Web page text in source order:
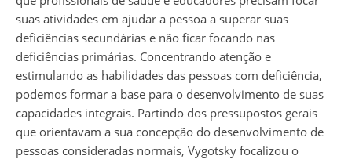
suas atividades em ajudar a pessoa a superar suas
deficiências secundárias e não ficar focando nas
deficiências primárias. Concentrando atenção e
estimulando as habilidades das pessoas com deficiência,
podemos formar a base para o desenvolvimento de suas
capacidades integrais. Partindo dos pressupostos gerais
que orientavam a sua concepção do desenvolvimento de
pessoas consideradas normais, Vygotsky focalizou o